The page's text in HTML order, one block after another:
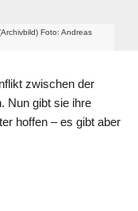
Foto: Andreas
zwischen der
Nun gibt sie ihre
hoffen – es gibt aber